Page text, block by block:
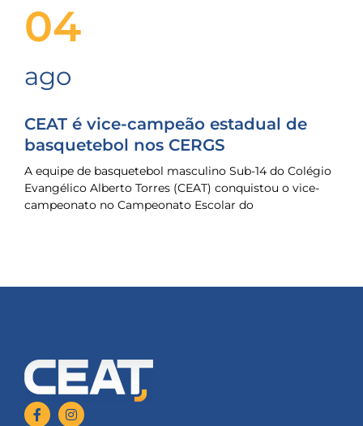
04
ago
CEAT é vice-campeão estadual de
basquetebol nos CERGS
A equipe de basquetebol masculino Sub-14 do Colégio
Evangélico Alberto Torres (CEAT) conquistou o vice-
campeonato no Campeonato Escolar do